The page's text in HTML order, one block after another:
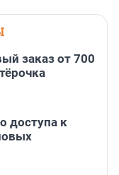
заказ от 700
доступа к